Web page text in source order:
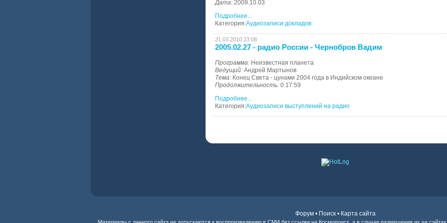
Дата: 2009.10.03
Подробнее...
Категория:Аудиозаписи докладов
21.03.2010 23:08
2005.02.27 - радио России - Чернобров Вадим
Программа: Неизвестная планета
Ведущий: Андрей Мартынов
Тема: Конец Света - цунами 2004 года в Индийском океане
Продолжительность: 0:17:59
Подробнее...
Категория:Аудиозаписи выступлений на радио
Форум• Поиск• Карта сайта